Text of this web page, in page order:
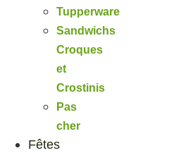
Tupperware
Sandwichs
Croques
et
Crostinis
Pas
cher
Fêtes